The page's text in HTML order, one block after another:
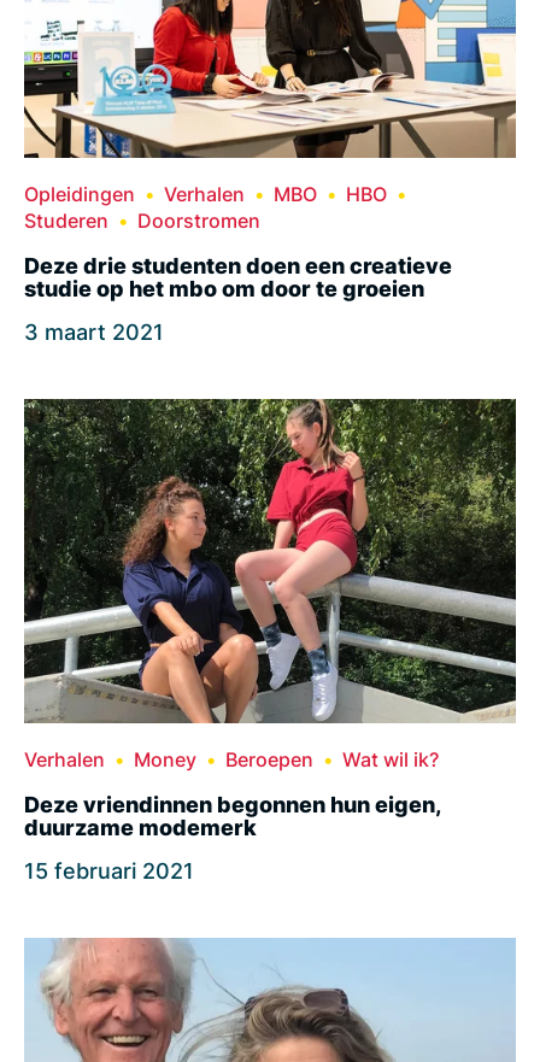
Opleidingen Verhalen MBO
HBO
Studeren
Doorstromen
Deze drie studenten doen een creatieve
studie op het mbo om door te groeien
3 maart 2021
Verhalen Money Beroepen Wat wil ik?
Deze vriendinnen begonnen hun eigen,
duurzame modemerk
15 februari 2021